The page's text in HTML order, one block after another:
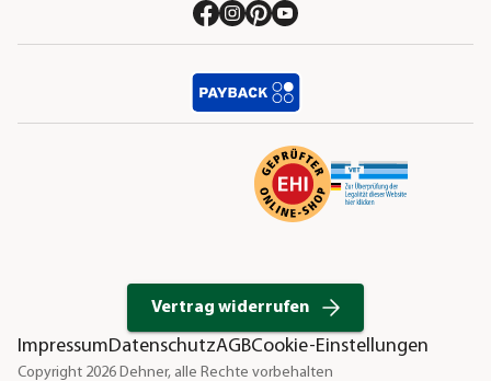
Vertrag widerrufen
ImpressumDatenschutzAGBCookie-Einstellungen
Copyright 2026 Dehner, alle Rechte vorbehalten